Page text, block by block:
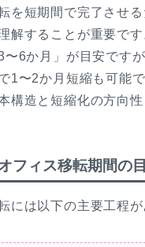
を短期間で完了させ
解することが重要で
〜6か月」が目安です
1〜2か月短縮も可能
構造と短縮化の方向性
フィス移転期間の
には以下の主要工程が